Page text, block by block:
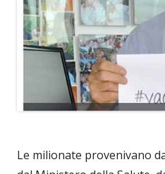
Le milionate provenivano